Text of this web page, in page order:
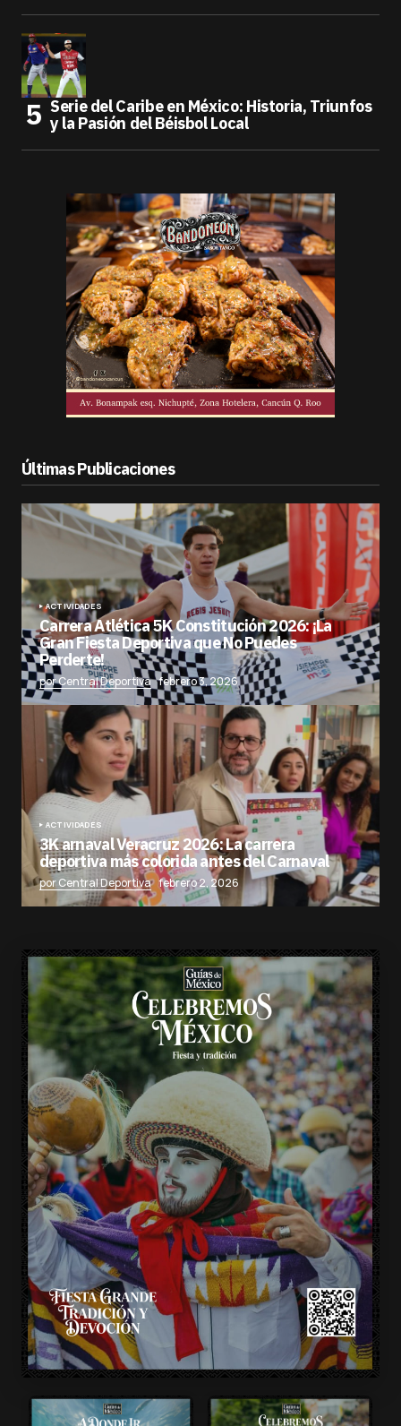
Serie del Caribe en México: Historia, Triunfos
y la Pasión del Béisbol Local
Últimas Publicaciones
ACTIVIDADES
Carrera Atlética 5K Constitución 2026: ¡La
Gran Fiesta Deportiva que No Puedes
Perderte!
por Central Deportiva febrero 3, 2026
ACTIVIDADES
3K arnaval Veracruz 2026: La carrera
deportiva más colorida antes del Carnaval
por Central Deportiva febrero 2, 2026